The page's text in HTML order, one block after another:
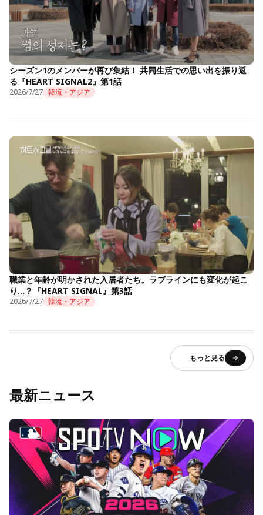
シーズン1のメンバーが再び集結！ 共同生活での思い出を振り返
る『HEART SIGNAL2』第1話
2026/7/27 韓流・アジア
職業と年齢が明かされた入居者たち。ラブラインにも変化が起こ
り…？『HEART SIGNAL』第3話
2026/7/27 韓流・アジア
もっと見る
最新ニュース